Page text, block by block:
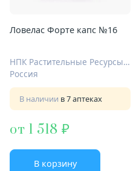
Ловелас Форте капс №16
НПК Растительные Ресурсы ООО
Россия
В наличии в 7 аптеках
от 1 518
В корзину